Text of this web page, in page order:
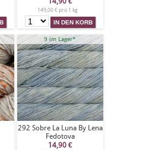
149,00 € pro 1 kg
9 im Lager*
292 Sobre La Luna By Lena
Fedotova
14,90 €